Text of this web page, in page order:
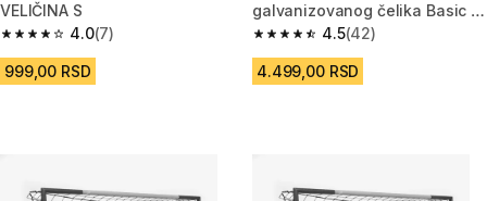
VELIČINA S
4.0
4.0 od 5 zvezdica from 7 Recenzije
(7)
999,00 RSD
galvanizovanog čelika Basic S
(90 x 70 cm)
4.5
4.5 od 5 zvezdica from 42
(42)
4.499,00 RSD